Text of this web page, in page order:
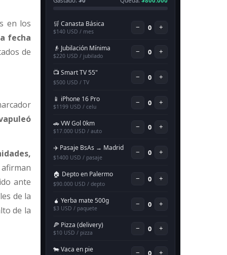
en los
fecha
de
ante
de la
de la